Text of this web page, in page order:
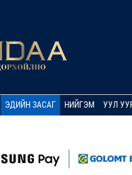
ЭДИЙН ЗАСАГ НИЙГЭМ УУЛ